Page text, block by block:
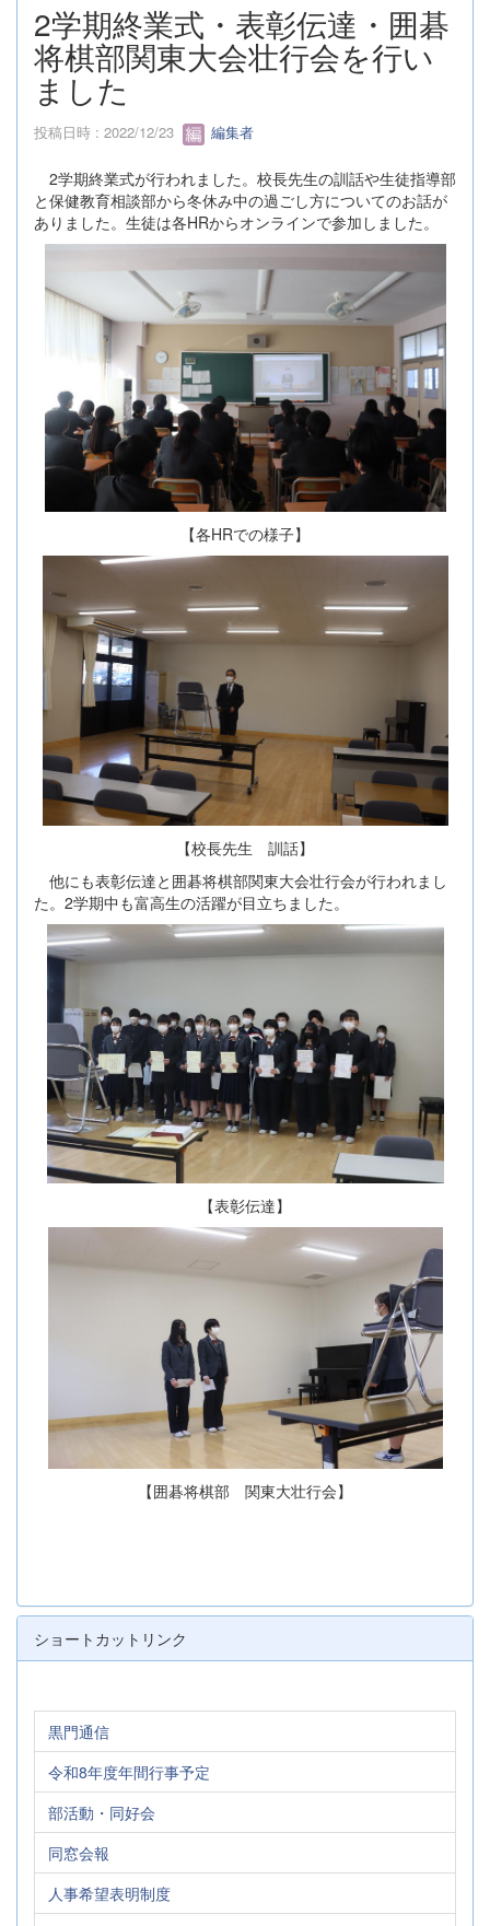
2学期終業式・表彰伝達・囲碁
将棋部関東大会壮行会を行い
ました
投稿日時 : 2022/12/23 編集者
2学期終業式が行われました。校長先生の訓話や生徒指導部
と保健教育相談部から冬休み中の過ごし方についてのお話が
ありました。生徒は各HRからオンラインで参加しました。
【各HRでの様子】
【校長先生 訓話】
他にも表彰伝達と囲碁将棋部関東大会壮行会が行われまし
た。2学期中も富高生の活躍が目立ちました。
【表彰伝達】
【囲碁将棋部 関東大壮行会】
ショートカットリンク
黒門通信
令和8年度年間行事予定
部活動・同好会
同窓会報
人事希望表明制度